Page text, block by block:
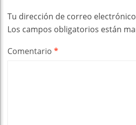
Tu dirección de correo
Los campos obligatorios están
Comentario *